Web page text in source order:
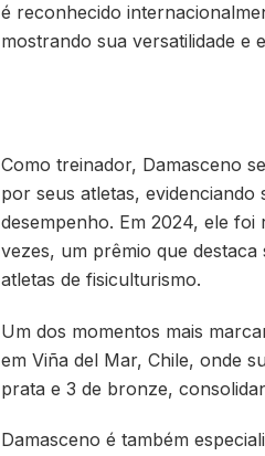
é reconhecido
mostrando sua versatilidade e
Como treinador, Damasceno
por seus atletas,
desempenho. Em 2024, ele
vezes, um prêmio que
atletas de fisiculturismo.
Um dos momentos mais
em Viña del Mar, Chile, onde
prata e 3 de bronze,
Damasceno é também